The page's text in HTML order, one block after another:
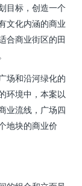
目标，创造一个
文化内涵的商业
合商业街区的田
场和沿河绿化的
环境中，本案以
业流线，广场四
地块的商业价